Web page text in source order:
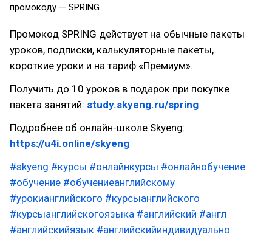
промокоду — SPRING
Промокод SPRING действует на обычные пакеты
уроков, подписки, калькуляторные пакеты,
короткие уроки и на тариф «Премиум».
Получить до 10 уроков в подарок при покупке
пакета занятий: study.skyeng.ru/spring
Подробнее об онлайн-школе Skyeng:
https://u4i.online/skyeng
#skyeng #курсы #онлайнкурсы #онлайнобучение
#обучение #обучениеанглийскому
#урокианглийского #курсыанглийского
#курсыанглийскогоязыка #английский #англ
#английскийязык #английскийиндивидуально